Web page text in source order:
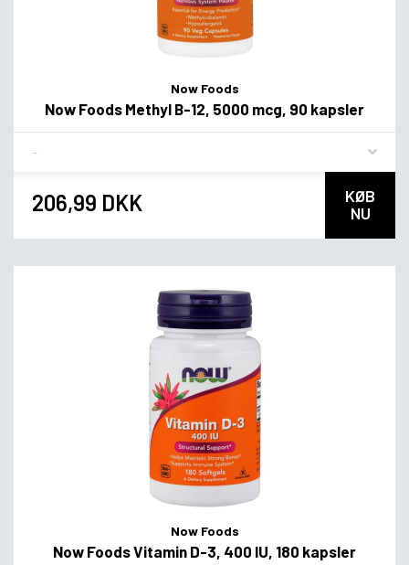
Now Foods
Now Foods Methyl B-12, 5000 mcg, 90 kapsler
206,99 DKK
KØB
NU
Now Foods
Now Foods Vitamin D-3, 400 IU, 180 kapsler